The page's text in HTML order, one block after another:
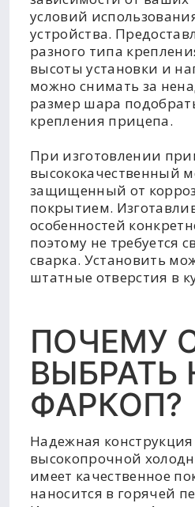
условий
устройства.
разного типа
высоты установки и
можно снимать за
размер шара
крепления прицепа.
При изготовлении
высококачественный
защищенный от
покрытием.
особенностей
поэтому не требуется
сварка. Установить
штатные отверстия в
ПОЧЕМУ
ВЫБРАТЬ
ФАРКОП?
Надежная конструкция
высокопрочной
имеет качественное
наносится в горячей